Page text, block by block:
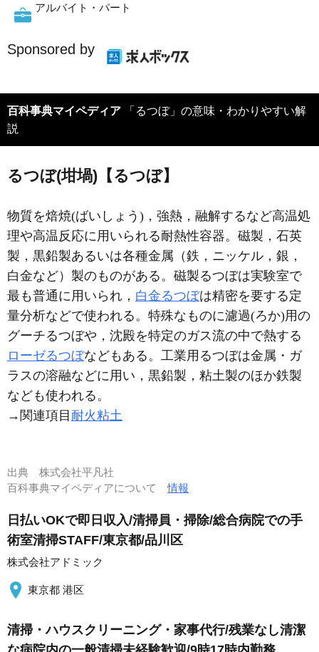
アルバイト・パート
Sponsored by
百科事典マイペディア 「るつぼ」の意味・わかりやすい解
説
るつぼ(坩堝)【るつぼ】
物質を焙焼(ばいしょう)，強熱，融解するなど高温処
理や高温反応に用いられる耐熱性容器。磁製，石英
製，黒鉛製あるいは各種金属（鉄，ニッケル，銀，
白金など）製のものがある。磁製るつぼは実験室で
最も普通に用いられ， 白金るつぼは精密を要する定
量分析などで使われる。特殊なものに濾過(ろか)用の
グーチるつぼや，沈殿を特定のガス流の中で熱する
ローゼるつぼなどもある。工業用るつぼは金属・ガ
ラスの溶融などに用い，黒鉛製，粘土製のほか鉄製
なども使われる。
→関連項目 耐火粘土
出典 株式会社平凡社
百科事典マイペディアについて情報
日払いOKで即日収入/清掃員・掃除/総合病院での手
術室清掃STAFF/東京都/品川区
株式会社アドミック
東京都 港区
清掃・ハウスクリーニング・家事代行/残業なし清潔